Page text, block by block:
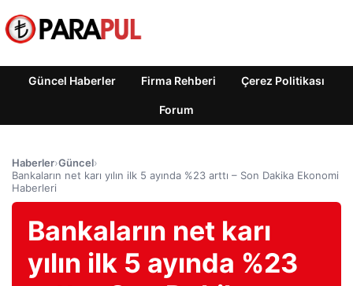
Güncel Haberler Firma Rehberi Çerez Politikası
Forum
Haberler›Güncel›
Bankaların net karı yılın ilk 5 ayında %23 arttı – Son Dakika Ekonomi
Haberleri
Bankaların net karı
yılın ilk 5 ayında %23